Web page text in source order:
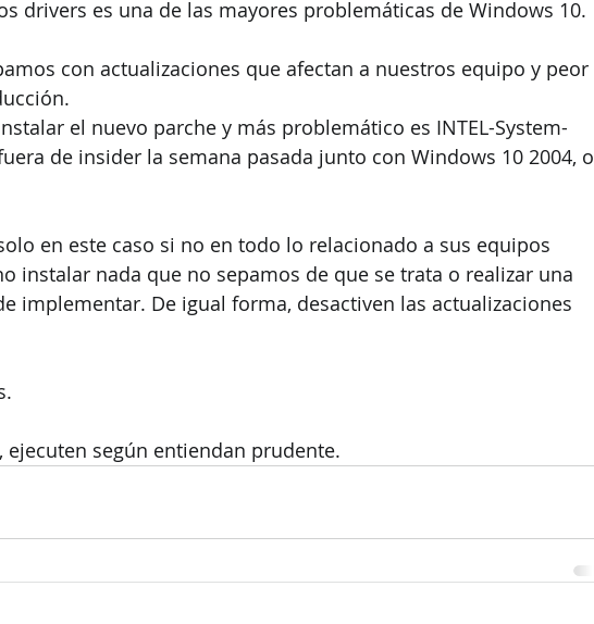
drivers es una de las mayores problemáticas de Windows 10.
con actualizaciones que afectan a nuestros equipo y peor
el nuevo parche y más problemático es INTEL-System-
de insider la semana pasada junto con Windows 10 2004, o
en este caso si no en todo lo relacionado a sus equipos
instalar nada que no sepamos de que se trata o realizar una
implementar. De igual forma, desactiven las actualizaciones
ejecuten según entiendan prudente.